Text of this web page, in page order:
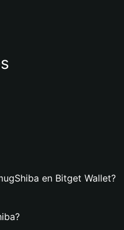
en Bitget Wallet?